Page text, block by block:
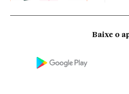
Baixe o